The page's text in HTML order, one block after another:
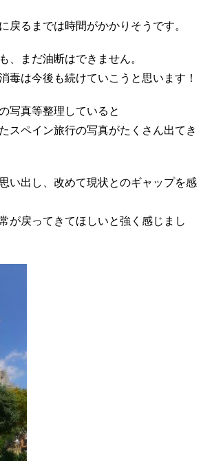
戻るまでは時間がかかりそうです。
、まだ油断はできません。
毒は今後も続けていこうと思います！
写真等整理していると
スペイン旅行の写真がたくさん出てき
い出し、改めて現状とのギャップを感
が戻ってきてほしいと強く感じまし